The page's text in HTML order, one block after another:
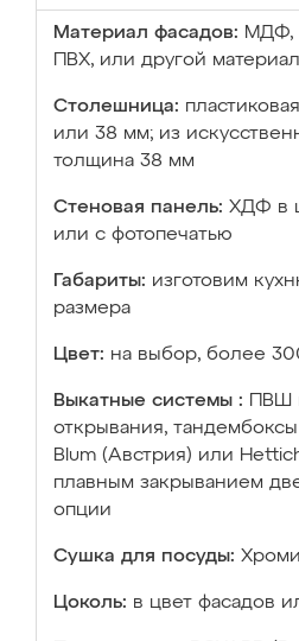
Материал фасадов: МДФ,
ПВХ, или другой
Столешница:
или 38 мм; из
толщина 38 мм
Стеновая панель: ХДФ в
или с фотопечатью
Габариты: изготовим
размера
Цвет: на выбор, более
Выкатные системы :
ПВШ
открывания, тандембоксы
Blum (Австрия) или
плавным закрыванием
опции
Сушка для посуды:
Цоколь: в цвет фасадов